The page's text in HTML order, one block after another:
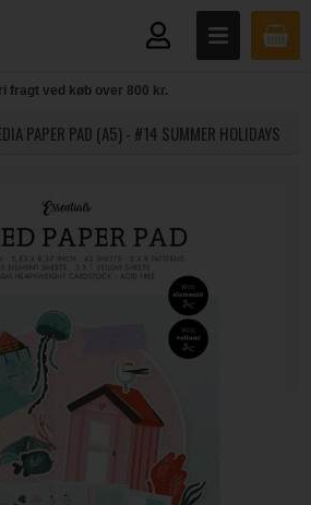
fragt ved køb over 800 kr.
PAPER PAD (A5) - #14 SUMMER HOLIDAYS